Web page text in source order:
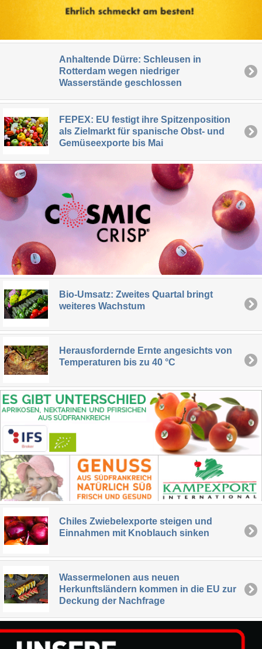
Anhaltende Dürre: Schleusen in
Rotterdam wegen niedriger
Wasserstände geschlossen
FEPEX: EU festigt ihre Spitzenposition
als Zielmarkt für spanische Obst- und
Gemüseexporte bis Mai
Bio-Umsatz: Zweites Quartal bringt
weiteres Wachstum
Herausfordernde Ernte angesichts von
Temperaturen bis zu 40 °C
Chiles Zwiebelexporte steigen und
Einnahmen mit Knoblauch sinken
Wassermelonen aus neuen
Herkunftsländern kommen in die EU zur
Deckung der Nachfrage